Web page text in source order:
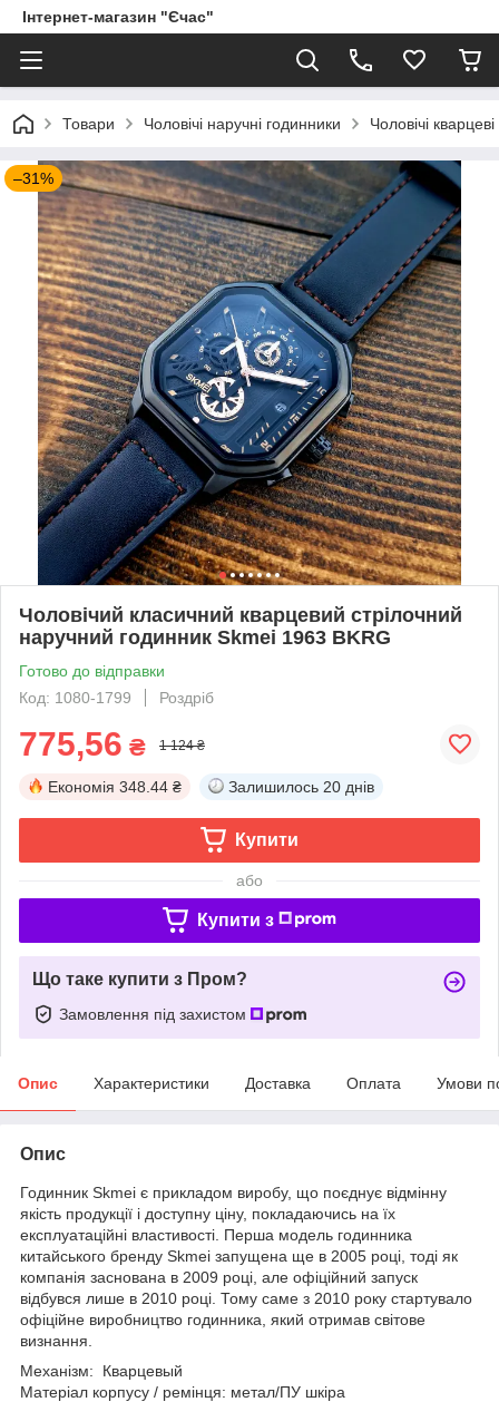
Інтернет-магазин "Єчас"
Товари Чоловічі наручні годинники Чоловічі
–31%
Чоловічий класичний кварцевий стрілочний
наручний годинник Skmei 1963 BKRG
Готово до відправки
Код: 1080-1799
Роздріб
775,56 ₴ 1 124 ₴
Економія 348.44 ₴ Залишилось 20 днів
Купити
або
Купити з
Що таке купити з Пром?
Замовлення під захистом
Опис Характеристики Доставка Оплата Умови
Опис
Годинник Skmei є прикладом виробу, що поєднує відмінну
якість продукції і доступну ціну, покладаючись на їх
експлуатаційні властивості. Перша модель годинника
китайського бренду Skmei запущена ще в 2005 році, тоді як
компанія заснована в 2009 році, але офіційний запуск
відбувся лише в 2010 році. Тому саме з 2010 року стартувало
офіційне виробництво годинника, який отримав світове
визнання.
Механізм: Кварцевый
Матеріал корпусу / ремінця: метал/ПУ шкіра